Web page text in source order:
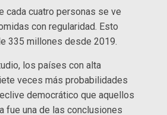
cada cuatro personas se ve
con regularidad. Esto
335 millones desde 2019.
los países con alta
veces más probabilidades
democrático que aquellos
fue una de las conclusiones